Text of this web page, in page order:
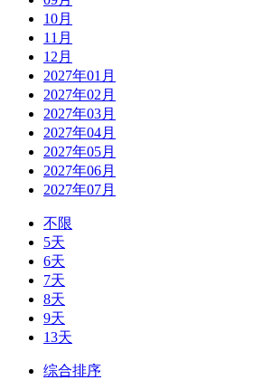
10月
11月
12月
2027年01月
2027年02月
2027年03月
2027年04月
2027年05月
2027年06月
2027年07月
不限
5天
6天
7天
8天
9天
13天
综合排序